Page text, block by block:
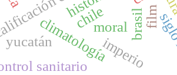
film
chilemoral
climatología
yucatán
brasil
imperio
sanitario